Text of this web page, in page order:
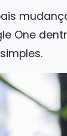
One